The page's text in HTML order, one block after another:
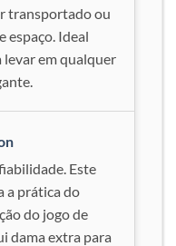
transportado ou
espaço. Ideal
em qualquer
Este
a prática do
do jogo de
dama extra para